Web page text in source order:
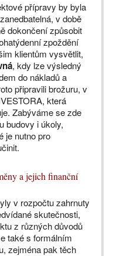
přípravy by byla
v době
dokončení způsobit
zpoždění
klientům vysvětlit,
, kdy lze výsledný
do nákladů a
připravili brožuru, v
která
Zabýváme se zde
budovy i úkoly,
je nutno pro
a jejich finanční
v rozpočtu zahrnuty
skutečnosti,
z různých důvodů
také s formálním
zejména pak těch